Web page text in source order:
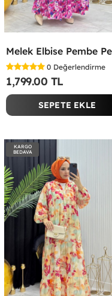
0 Değerlendirme
1,799.00 TL
SEPETE EKLE
KARGO
BEDAVA